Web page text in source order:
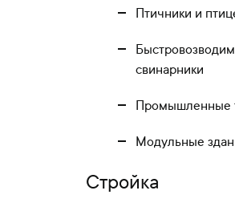
Птичники и
свинарники
Промышленные
Модульные
Стройка